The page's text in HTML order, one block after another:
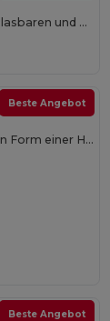
JAMBOREE Set mit zwei aufblasbaren und wiederverwendbaren Schlagstöcken für Cheeleder aus LDPE
Beste Angebot
REVEL Zweifarbiger Klöppel in Form einer Hand mit Griff
Beste Angebot